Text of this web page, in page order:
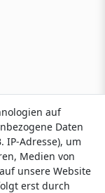
auf
Daten
IP-Adresse), um
Medien von
unsere Website
erst durch
auf
Daten
IP-Adresse), um
Medien von
unsere Website
erst durch